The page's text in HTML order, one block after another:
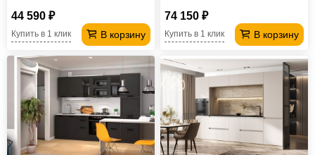
44 590 ₽
В корзину
Купить в 1 клик
74 150 ₽
В корзину
Купить в 1 клик